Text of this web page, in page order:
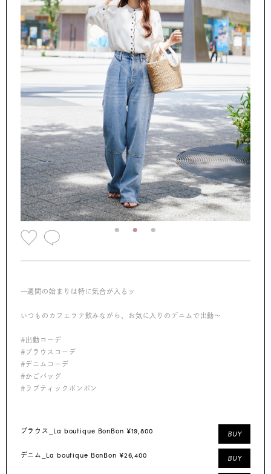
一週間の始まりは特に気合が入るッ
いつものカフェラテ飲みながら、お気に入りのデニムで出勤〜
#出勤コーデ
#ブラウスコーデ
#デニムコーデ
#かごバッグ
#ラブティックボンボン
ブラウス_ La boutique BonBon ¥19,800 BUY
デニム_ La boutique BonBon ¥26,400 BUY